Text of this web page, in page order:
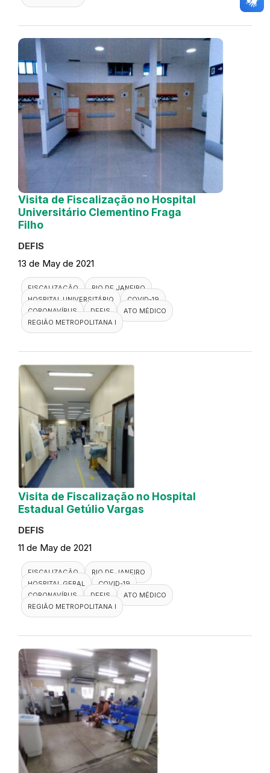
Visita de Fiscalização no Hospital
Universitário Clementino Fraga
Filho
DEFIS
13 de May de 2021
FISCALIZAÇÃO
RIO DE JANEIRO
HOSPITAL UNIVERSITÁRIO
COVID-19
CORONAVÍRUS
DEFIS
ATO MÉDICO
REGIÃO METROPOLITANA I
Visita de Fiscalização no Hospital
Estadual Getúlio Vargas
DEFIS
11 de May de 2021
FISCALIZAÇÃO
RIO DE JANEIRO
HOSPITAL GERAL
COVID-19
CORONAVÍRUS
DEFIS
ATO MÉDICO
REGIÃO METROPOLITANA I